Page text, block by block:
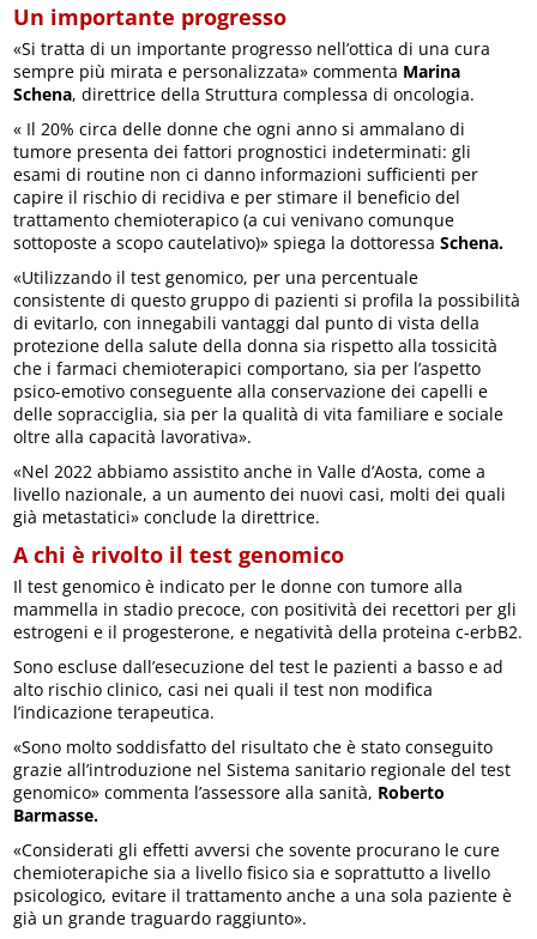
Un importante progresso
«Si tratta di un importante progresso nell’ottica di una cura
sempre più mirata e personalizzata» commenta Marina
Schena, direttrice della Struttura complessa di oncologia.
« Il 20% circa delle donne che ogni anno si ammalano di
tumore presenta dei fattori prognostici indeterminati: gli
esami di routine non ci danno informazioni sufficienti per
capire il rischio di recidiva e per stimare il beneficio del
trattamento chemioterapico (a cui venivano comunque
sottoposte a scopo cautelativo)» spiega la dottoressaSchena.
«Utilizzando il test genomico, per una percentuale
consistente di questo gruppo di pazienti si profila la possibilità
di evitarlo, con innegabili vantaggi dal punto di vista della
protezione della salute della donna sia rispetto alla tossicità
che i farmaci chemioterapici comportano, sia per l’aspetto
psico-emotivo conseguente alla conservazione dei capelli e
delle sopracciglia, sia per la qualità di vita familiare e sociale
oltre alla capacità lavorativa».
«Nel 2022 abbiamo assistito anche in Valle d’Aosta, come a
livello nazionale, a un aumento dei nuovi casi, molti dei quali
già metastatici» conclude la direttrice.
A chi è rivolto il test genomico
Il test genomico è indicato per le donne con tumore alla
mammella in stadio precoce, con positività dei recettori per gli
estrogeni e il progesterone, e negatività della proteina c-erbB2.
Sono escluse dall’esecuzione del test le pazienti a basso e ad
alto rischio clinico, casi nei quali il test non modifica
l’indicazione terapeutica.
«Sono molto soddisfatto del risultato che è stato conseguito
grazie all’introduzione nel Sistema sanitario regionale del test
genomico» commenta l’assessore alla sanità, Roberto
Barmasse.
«Considerati gli effetti avversi che sovente procurano le cure
chemioterapiche sia a livello fisico sia e soprattutto a livello
psicologico, evitare il trattamento anche a una sola paziente è
già un grande traguardo raggiunto».